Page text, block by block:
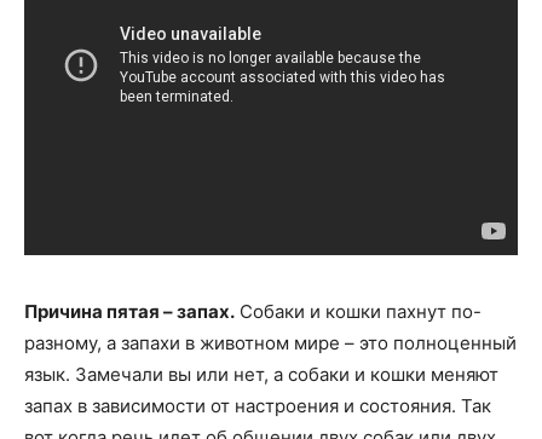
Причина пятая – запах. Собаки и кошки пахнут по-
разному, а запахи в животном мире – это полноценный
язык. Замечали вы или нет, а собаки и кошки меняют
запах в зависимости от настроения и состояния. Так